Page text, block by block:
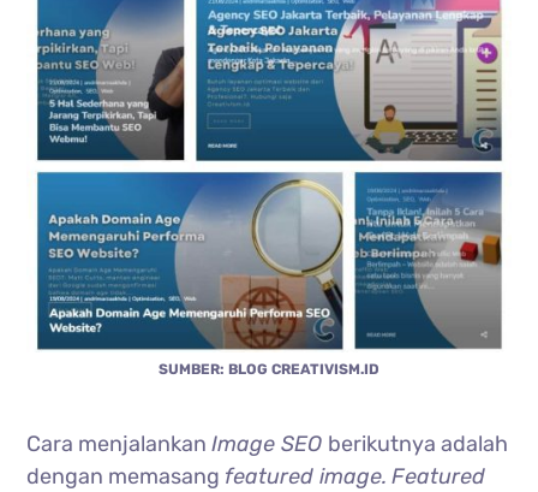
SUMBER: BLOG CREATIVISM.ID
Cara menjalankanImage SEO berikutnya adalah
dengan memasang featured image. Featured